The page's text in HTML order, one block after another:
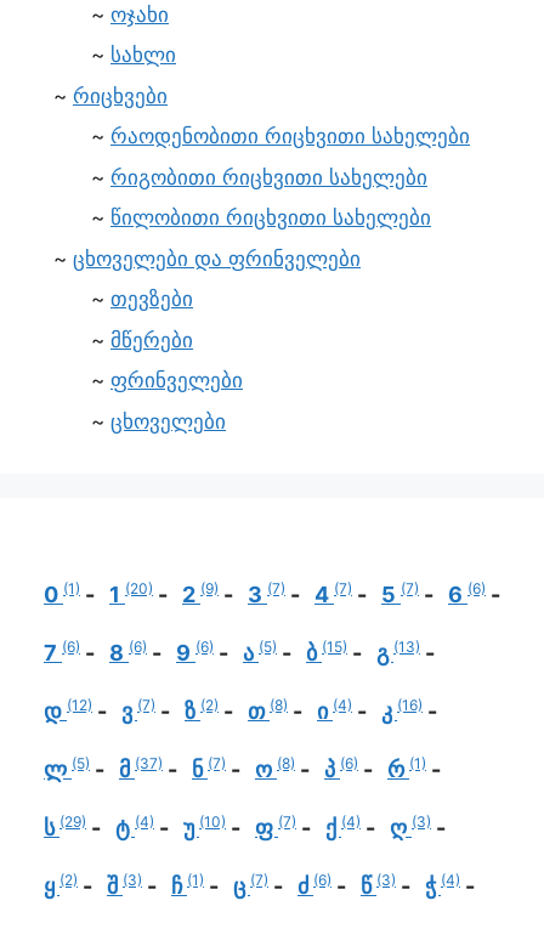
ოჯახი
სახლი
რიცხვები
რაოდენობითი რიცხვითი სახელები
რიგობითი რიცხვითი სახელები
წილობითი რიცხვითი სახელები
ცხოველები და ფრინველები
თევზები
მწერები
ფრინველები
ცხოველები
0 (1) 1 (20) 2 (9) 3 (7) 4 (7) 5 (7) 6 (6)
7 (6) 8 (6) 9 (6) ა (5) ბ (15) გ (13)
დ (12) ვ (7) ზ (2) თ (8) ი (4) კ (16)
ლ (5) მ (37) ნ (7) ო (8) პ (6) რ (1)
ს (29) ტ (4) უ (10) ფ (7) ქ (4) ღ (3)
ყ (2) შ (3) ჩ (1) ც (7) ძ (6) წ (3) ჭ (4)